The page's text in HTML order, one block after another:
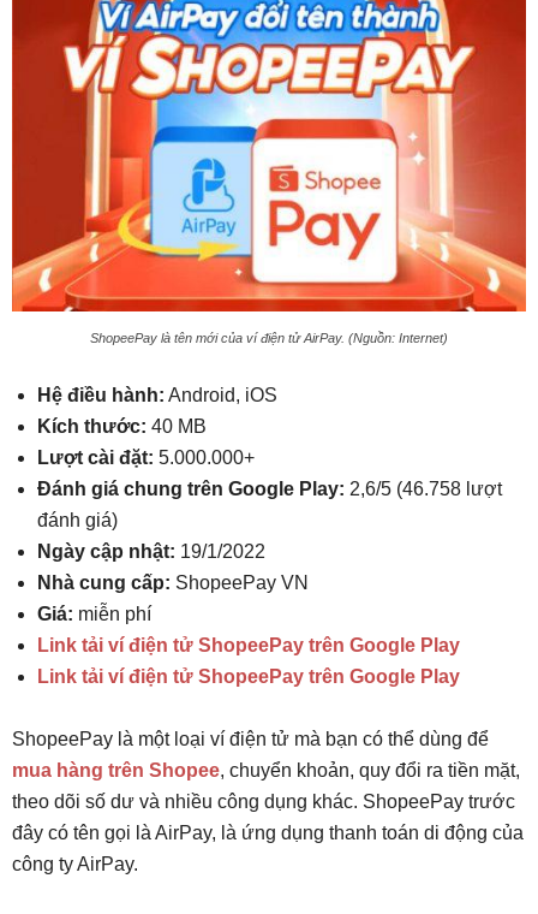
ShopeePay là tên mới của ví điện tử AirPay. (Nguồn: Internet)
Hệ điều hành: Android, iOS
Kích thước: 40 MB
Lượt cài đặt: 5.000.000+
Đánh giá chung trên Google Play: 2,6/5 (46.758 lượt
đánh giá)
Ngày cập nhật: 19/1/2022
Nhà cung cấp: ShopeePay VN
Giá: miễn phí
Link tải ví điện tử ShopeePay trên Google Play
Link tải ví điện tử ShopeePay trên Google Play
ShopeePay là một loại ví điện tử mà bạn có thể dùng để
mua hàng trên Shopee, chuyển khoản, quy đổi ra tiền mặt,
theo dõi số dư và nhiều công dụng khác. ShopeePay trước
đây có tên gọi là AirPay, là ứng dụng thanh toán di động của
công ty AirPay.